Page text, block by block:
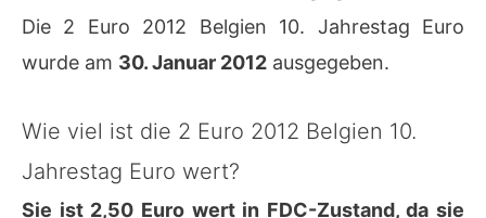
Die 2 Euro 2012 Belgien 10. Jahrestag Euro
wurde am 30. Januar 2012 ausgegeben.
Wie viel ist die 2 Euro 2012 Belgien 10.
Jahrestag Euro wert?
Sie ist 2,50 Euro wert in FDC-Zustand, da sie